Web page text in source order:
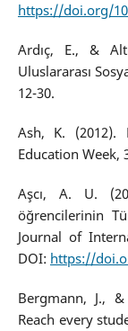
https://doi.org/
Ardıç, E., &
Uluslararası
12-30.
Ash, K. (2012).
Education Week,
Aşcı, A. U.
öğrencilerinin
Journal of
DOI: https://
Bergmann, J.,
Reach every